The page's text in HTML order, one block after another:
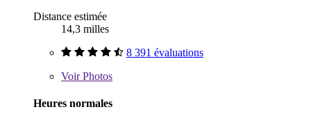
Distance estimée
14,3 milles
8 391 évaluations
VoirPhotos
Heures normales